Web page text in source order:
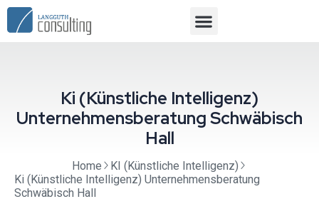
Ki (Künstliche Intelligenz)
Unternehmensberatung Schwäbisch
Hall
Home
KI (Künstliche Intelligenz)
Ki (Künstliche Intelligenz) Unternehmensberatung
Schwäbisch Hall